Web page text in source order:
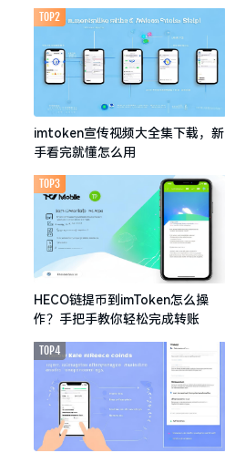
imtoken宣传视频大全集下载，新
手看完就懂怎么用
TOP2
HECO链提币到imToken怎么操
作？手把手教你轻松完成转账
TOP3
TOP4